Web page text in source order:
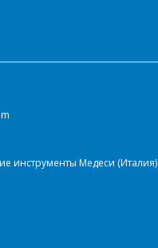
инструменты Медеси (Италия)